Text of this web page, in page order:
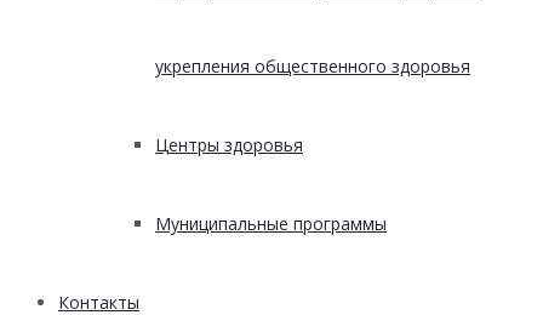
укрепления общественного здоровья
Центры здоровья
Муниципальные программы
Контакты